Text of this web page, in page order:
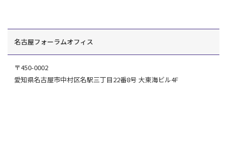
名古屋フォーラムオフィス
〒450-0002
愛知県名古屋市中村区名駅三丁目22番8号 大東海ビル4F